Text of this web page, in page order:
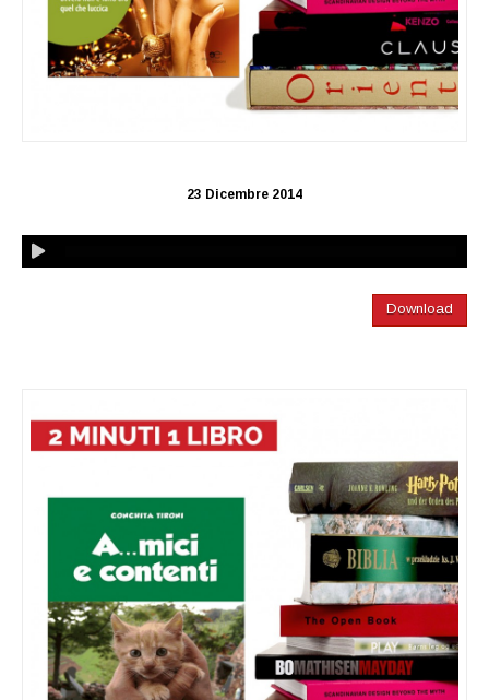
23 Dicembre 2014
Download